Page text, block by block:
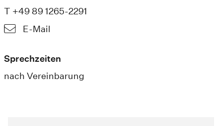
T +49 89 1265-2291
E-Mail
Sprechzeiten
nach Vereinbarung